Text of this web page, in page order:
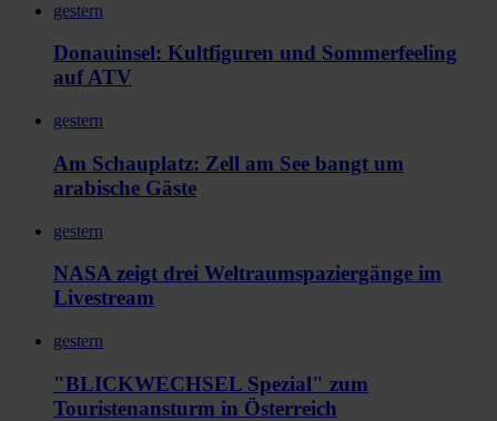
gestern
Donauinsel: Kultfiguren und Sommerfeeling
auf ATV
gestern
Am Schauplatz: Zell am See bangt um
arabische Gäste
gestern
NASA zeigt drei Weltraumspaziergänge im
Livestream
gestern
"BLICKWECHSEL Spezial" zum
Touristenansturm in Österreich